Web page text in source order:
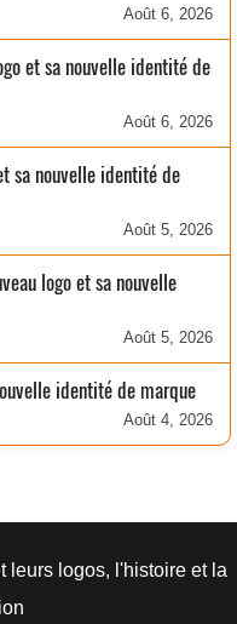
Août 6, 2026
et sa nouvelle identité de
Août 6, 2026
sa nouvelle identité de
Août 5, 2026
logo et sa nouvelle
Août 5, 2026
identité de marque
Août 4, 2026
leurs logos, l'histoire et la